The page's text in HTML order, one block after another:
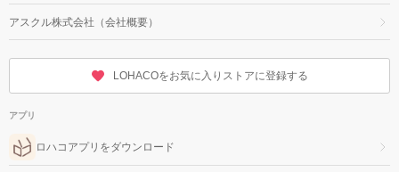
アスクル株式会社（会社概要）
LOHACOをお気に入りストアに登録する
アプリ
ロハコアプリをダウンロード